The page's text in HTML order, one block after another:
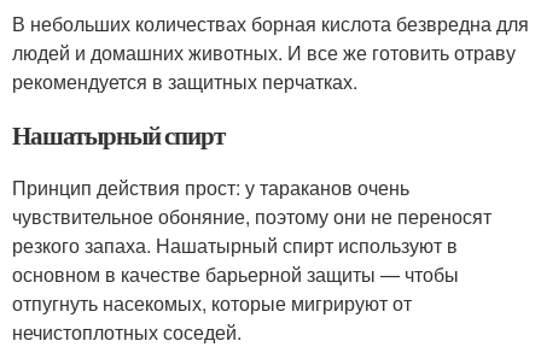
В небольших количествах борная кислота безвредна для
людей и домашних животных. И все же готовить отраву
рекомендуется в защитных перчатках.
Нашатырный спирт
Принцип действия прост: у тараканов очень
чувствительное обоняние, поэтому они не переносят
резкого запаха. Нашатырный спирт используют в
основном в качестве барьерной защиты — чтобы
отпугнуть насекомых, которые мигрируют от
нечистоплотных соседей.